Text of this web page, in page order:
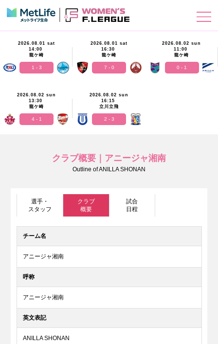
2026.08.01 sat
14:00
龍ケ崎
1 - 3
2026.08.01 sat
16:30
龍ケ崎
7 - 0
2026.08.02 sun
11:00
龍ケ崎
0 - 1
2026.08.02 sun
13:30
龍ケ崎
4 - 1
2026.08.02 sun
16:15
立川立飛
2 - 3
クラブ概要｜アニージャ湘南
Outline of ANILLA SHONAN
選手・
スタッフ
クラブ
概要
試合
日程
チーム名
アニージャ湘南
呼称
アニージャ湘南
英文表記
ANILLA SHONAN